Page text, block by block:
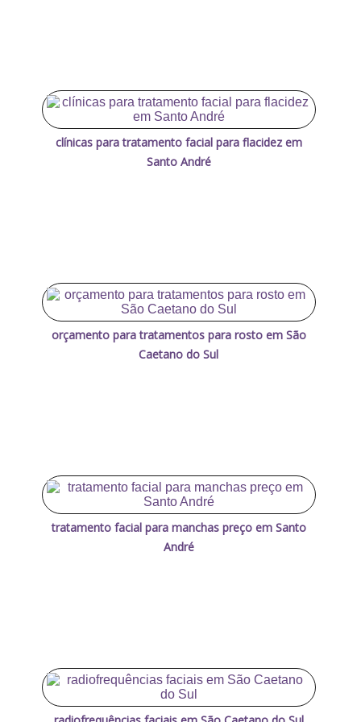
clínicas para tratamento facial para flacidez em
Santo André
orçamento para tratamentos para rosto em São
Caetano do Sul
tratamento facial para manchas preço em Santo
André